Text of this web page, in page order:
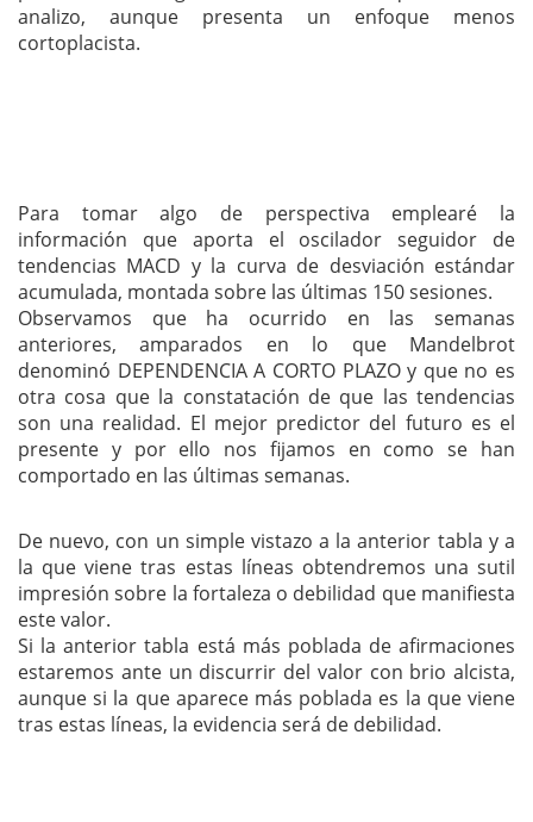
analizo, aunque presenta un enfoque menos
cortoplacista.
Para tomar algo de perspectiva emplearé la
información que aporta el oscilador seguidor de
tendencias MACD y la curva de desviación estándar
acumulada, montada sobre las últimas 150 sesiones.
Observamos que ha ocurrido en las semanas
anteriores, amparados en lo que Mandelbrot
denominó DEPENDENCIA A CORTO PLAZO y que no es
otra cosa que la constatación de que las tendencias
son una realidad. El mejor predictor del futuro es el
presente y por ello nos fijamos en como se han
comportado en las últimas semanas.
De nuevo, con un simple vistazo a la anterior tabla y a
la que viene tras estas líneas obtendremos una sutil
impresión sobre la fortaleza o debilidad que manifiesta
este valor.
Si la anterior tabla está más poblada de afirmaciones
estaremos ante un discurrir del valor con brio alcista,
aunque si la que aparece más poblada es la que viene
tras estas líneas, la evidencia será de debilidad.